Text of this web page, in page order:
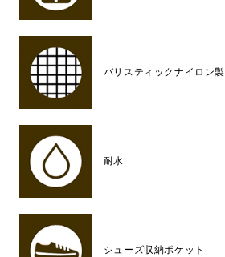
バリスティックナイロン製
耐水
シューズ収納ポケット